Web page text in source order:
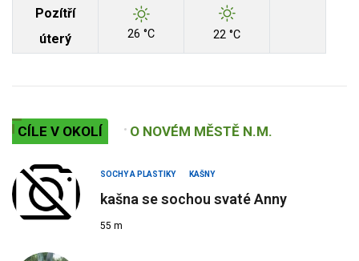
Pozítří
úterý
26 °C 22 °C
CÍLE V OKOLÍ O NOVÉM MĚSTĚ N.M.
SOCHY A PLASTIKY KAŠNY
kašna se sochou svaté Anny
55 m